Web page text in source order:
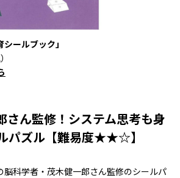
シールブック」
さん監修！システム思考も身
パズル【難易度★★☆】
脳科学者・茂木健一郎さん監修のシールパ